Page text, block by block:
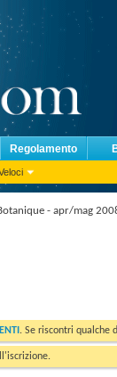
Regolamento
- apr/mag
. Se riscontri qualche